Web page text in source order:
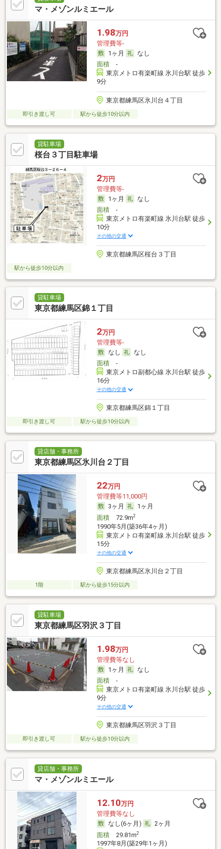
マ・メゾンルミエール
1.98万円
管理費等-
1ヶ月
なし
面積-
東京メトロ有楽町線 氷川台駅 徒歩
9分
東京都練馬区氷川台４丁目
即引き渡し可 駅から徒歩10分以内
貸駐車場
桜台３丁目駐車場
2万円
管理費等-
1ヶ月
なし
面積-
東京メトロ有楽町線 氷川台駅 徒歩
10分
その他の交通
東京都練馬区桜台３丁目
駅から徒歩10分以内
貸駐車場
東京都練馬区錦１丁目
2万円
管理費等-
なし
なし
面積-
東京メトロ副都心線 氷川台駅 徒歩
16分
その他の交通
東京都練馬区錦１丁目
即引き渡し可 駅から徒歩10分以内
貸店舗・事務所
東京都練馬区氷川台２丁目
22万円
管理費等11,000円
3ヶ月
1ヶ月
面積72.9m2
1990年5月(築36年4ヶ月)
東京メトロ有楽町線 氷川台駅 徒歩
15分
その他の交通
東京都練馬区氷川台２丁目
1階 駅から徒歩15分以内
貸駐車場
東京都練馬区羽沢３丁目
1.98万円
管理費等なし
1ヶ月
なし
面積-
東京メトロ有楽町線 氷川台駅 徒歩
9分
その他の交通
東京都練馬区羽沢３丁目
即引き渡し可 駅から徒歩10分以内
貸店舗・事務所
マ・メゾンルミエール
12.10万円
管理費等なし
なし(6ヶ月)
2ヶ月
面積29.81m2
1997年8月(築29年1ヶ月)